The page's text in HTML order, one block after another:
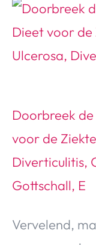
Doorbreek
voor de
Diverticulitis,
Gottschall, E
Vervelend,